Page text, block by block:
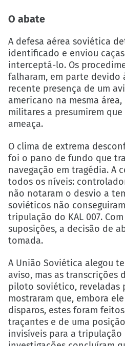
O abate
A defesa aérea soviética
identificado e enviou caças
interceptá-lo. Os
falharam, em parte devido
recente presença de um
americano na mesma
militares a presumirem
ameaça.
O clima de extrema
foi o pano de fundo que
navegação em tragédia. A
todos os níveis:
não notaram o desvio a
soviéticos não
tripulação do KAL 007.
suposições, a decisão de
tomada.
A União Soviética alegou
aviso, mas as transcrições
piloto soviético, reveladas
mostraram que, embora
disparos, estes foram
traçantes e de uma
invisíveis para a tripulação